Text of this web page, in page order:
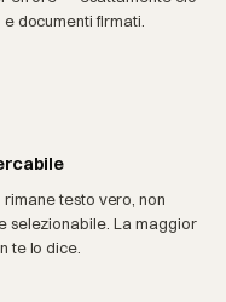
documenti firmati.
testo vero, non
selezionabile. La maggior
te lo dice.